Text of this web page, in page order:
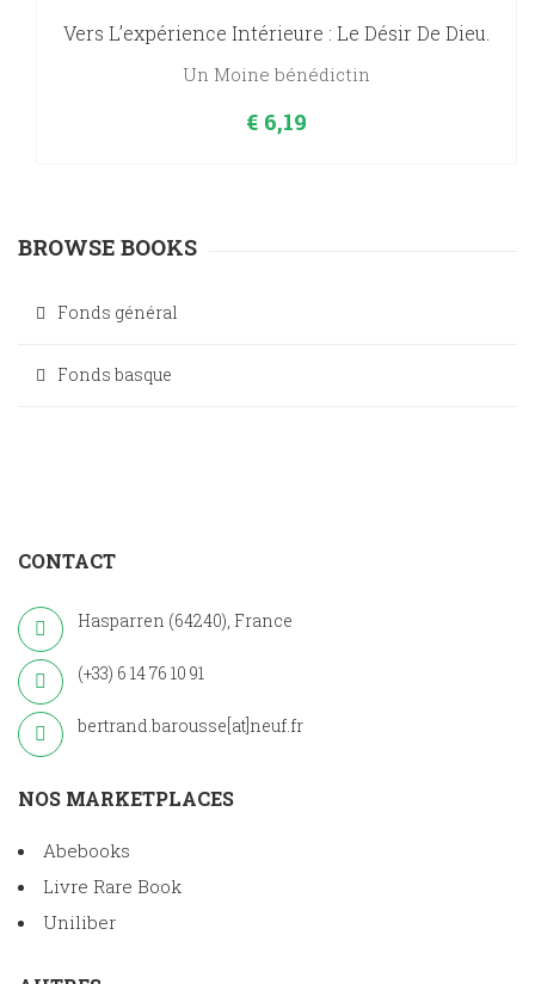
Vers L’expérience Intérieure : Le Désir De Dieu.
Un Moine bénédictin
€ 6,19
BROWSE BOOKS
Fonds général
Fonds basque
CONTACT
Hasparren (64240), France
(+33) 6 14 76 10 91
bertrand.barousse[at]neuf.fr
NOS MARKETPLACES
Abebooks
Livre Rare Book
Uniliber